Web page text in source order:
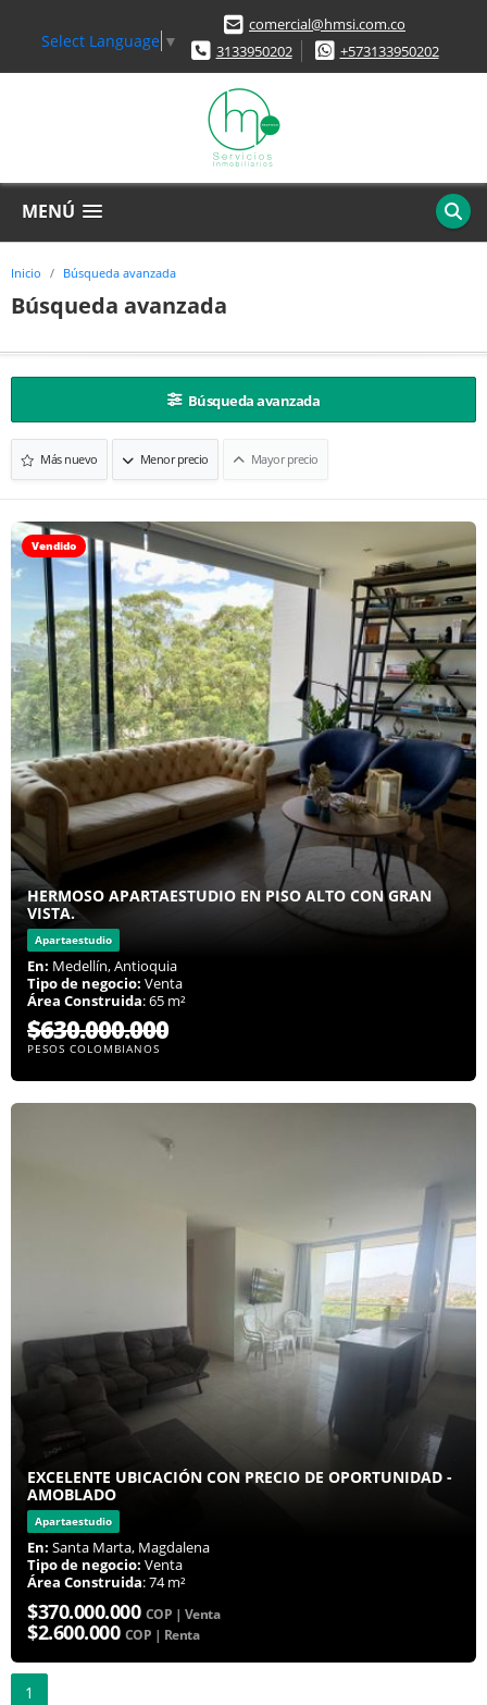
Select Language ▼
comercial@hmsi.com.co
3133950202
+573133950202
MENÚ
Inicio Búsqueda avanzada
Búsqueda avanzada
Búsqueda avanzada
Más nuevo Menor precio Mayor precio
Vendido
HERMOSO APARTAESTUDIO EN PISO ALTO CON GRAN
VISTA.
Apartaestudio
En: Medellín, Antioquia
Tipo de negocio: Venta
Área Construida: 65 m²
$630.000.000
PESOS COLOMBIANOS
EXCELENTE UBICACIÓN CON PRECIO DE OPORTUNIDAD -
AMOBLADO
Apartaestudio
En: Santa Marta, Magdalena
Tipo de negocio: Venta
Área Construida: 74 m²
$370.000.000 COP | Venta
$2.600.000 COP | Renta
1